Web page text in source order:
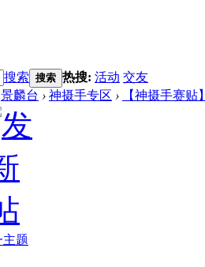
搜索 搜索 热搜: 活动 交友
景麟台 › 神摄手专区 › 【神摄手赛贴